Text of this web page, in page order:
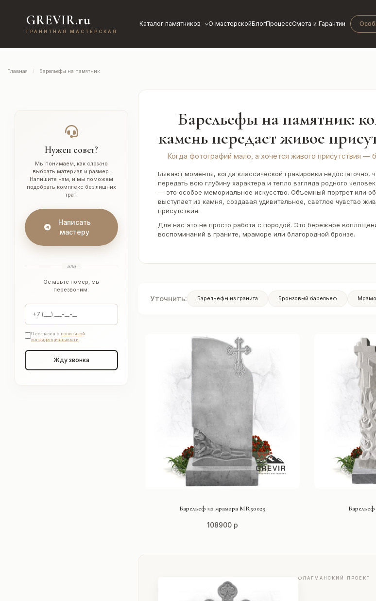
GREVIR.ru
ГРАНИТНАЯ МАСТЕРСКАЯ
Каталог памятников О мастерскойБлогПроцессСмета и Гарантии
Главная Барельефы на памятник
Нужен совет?
Мы понимаем, как сложно
выбрать материал и размер.
Напишите нам, и мы поможем
подобрать комплекс без лишних
трат.
Написать
мастеру
или
Оставьте номер, мы
перезвоним:
Я согласен с политикой
конфиденциальности
Жду звонка
Барельефы на памятник:
камень передает живое
Когда фотографий мало, а хочется живого присутствия —
Бывают моменты, когда классической гравировки недостаточно,
передать всю глубину характера и тепло взгляда родного
— это особое мемориальное искусство. Объемный портрет или
выступает из камня, создавая удивительное, светлое чувство
присутствия.
Для нас это не просто работа с породой. Это бережное
воспоминаний в граните, мраморе или благородной бронзе.
Уточнить: Барельефы из гранита Бронзовый барельеф
Барельеф из мрамора MR50029
108900 р
ФЛАГМАНСКИЙ ПРОЕКТ